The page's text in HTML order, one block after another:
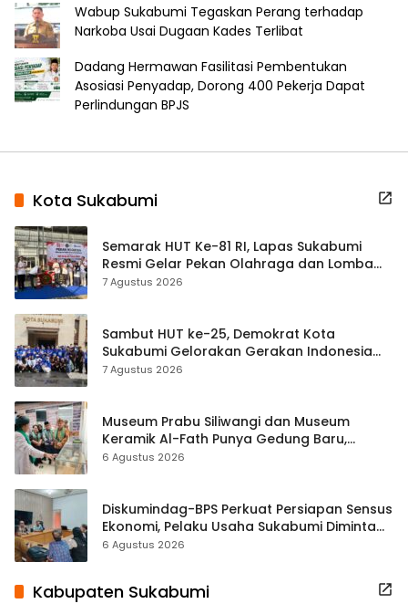
Wabup Sukabumi Tegaskan Perang terhadap
Narkoba Usai Dugaan Kades Terlibat
Dadang Hermawan Fasilitasi Pembentukan
Asosiasi Penyadap, Dorong 400 Pekerja Dapat
Perlindungan BPJS
Kota Sukabumi
Semarak HUT Ke-81 RI, Lapas Sukabumi
Resmi Gelar Pekan Olahraga dan Lomba
Tradisional
7 Agustus 2026
Sambut HUT ke-25, Demokrat Kota
Sukabumi Gelorakan Gerakan Indonesia
ASRI Lewat Aksi Bersih Masjid Agung
7 Agustus 2026
Museum Prabu Siliwangi dan Museum
Keramik Al-Fath Punya Gedung Baru,
Hampir 500 Koleksi Dipisahkan
6 Agustus 2026
Diskumindag-BPS Perkuat Persiapan Sensus
Ekonomi, Pelaku Usaha Sukabumi Diminta
Terbuka Beri Data
6 Agustus 2026
Kabupaten Sukabumi